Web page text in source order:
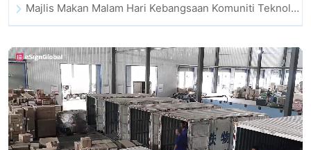
Majlis Makan Malam Hari Kebangsaan Komuniti Teknologi dan Inovasi Hong Kong